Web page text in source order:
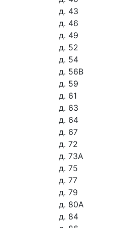
д. 43
д. 46
д. 49
д. 52
д. 54
д. 56В
д. 59
д. 61
д. 63
д. 64
д. 67
д. 72
д. 73А
д. 75
д. 77
д. 79
д. 80А
д. 84